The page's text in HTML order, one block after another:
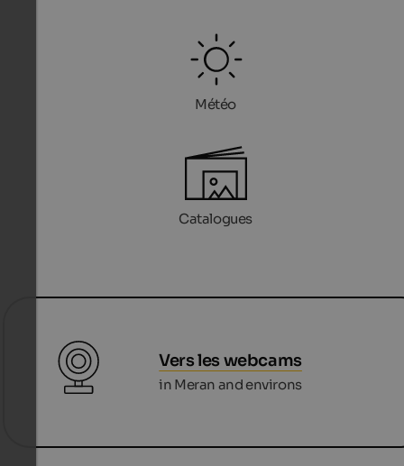
Météo
Catalogues
Vers les webcams
in Meran and environs